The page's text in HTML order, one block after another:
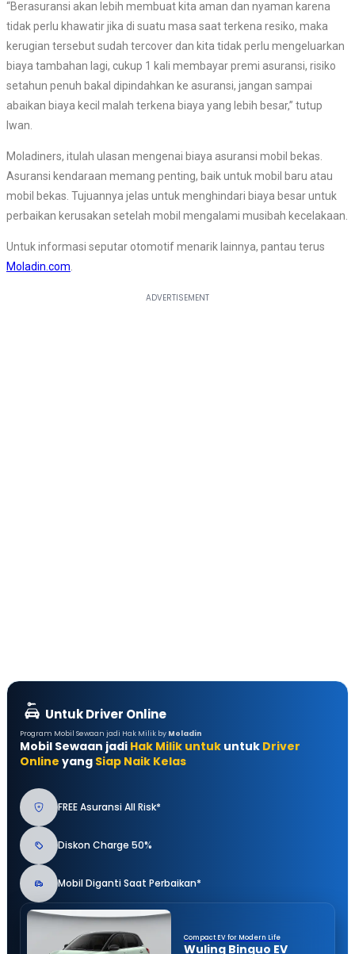
“Berasuransi akan lebih membuat kita aman dan nyaman karena
tidak perlu khawatir jika di suatu masa saat terkena resiko, maka
kerugian tersebut sudah tercover dan kita tidak perlu mengeluarkan
biaya tambahan lagi, cukup 1 kali membayar premi asuransi, risiko
setahun penuh bakal dipindahkan ke asuransi, jangan sampai
abaikan biaya kecil malah terkena biaya yang lebih besar,” tutup
Iwan.
Moladiners, itulah ulasan mengenai biaya asuransi mobil bekas.
Asuransi kendaraan memang penting, baik untuk mobil baru atau
mobil bekas. Tujuannya jelas untuk menghindari biaya besar untuk
perbaikan kerusakan setelah mobil mengalami musibah kecelakaan.
Untuk informasi seputar otomotif menarik lainnya, pantau terus
Moladin.com
Untuk Driver Online
Program Mobil Sewaan jadi Hak Milik by Moladin
Mobil Sewaan jadi Hak Milik untuk untuk Driver
Online yang Siap Naik Kelas
FREE Asuransi All Risk*
Diskon Charge 50%
Mobil Diganti Saat Perbaikan*
Compact EV for Modern Life
Wuling Binguo EV